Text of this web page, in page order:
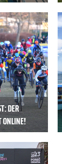
DER